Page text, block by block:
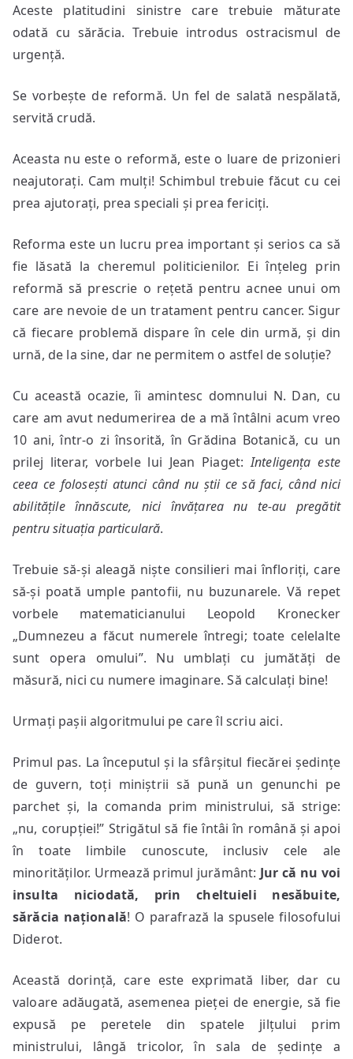
Aceste platitudini sinistre care trebuie măturate
odată cu sărăcia. Trebuie introdus ostracismul de
urgență.
Se vorbește de reformă. Un fel de salată nespălată,
servită crudă.
Aceasta nu este o reformă, este o luare de prizonieri
neajutorați. Cam mulți! Schimbul trebuie făcut cu cei
prea ajutorați, prea speciali și prea fericiți.
Reforma este un lucru prea important și serios ca să
fie lăsată la cheremul politicienilor. Ei înțeleg prin
reformă să prescrie o rețetă pentru acnee unui om
care are nevoie de un tratament pentru cancer. Sigur
că fiecare problemă dispare în cele din urmă, și din
urnă, de la sine, dar ne permitem o astfel de soluție?
Cu această ocazie, îi amintesc domnului N. Dan, cu
care am avut nedumerirea de a mă întâlni acum vreo
10 ani, într-o zi însorită, în Grădina Botanică, cu un
prilej literar, vorbele lui Jean Piaget:Inteligența este
ceea ce folosești atunci când nu știi ce să faci, când nici
abilitățile înnăscute, nici învățarea nu te-au pregătit
pentru situația particulară.
Trebuie să-și aleagă niște consilieri mai înfloriți, care
să-și poată umple pantofii, nu buzunarele. Vă repet
vorbele matematicianului Leopold Kronecker
„Dumnezeu a făcut numerele întregi; toate celelalte
sunt opera omului”. Nu umblați cu jumătăți de
măsură, nici cu numere imaginare. Să calculați bine!
Urmați pașii algoritmului pe care îl scriu aici.
Primul pas. La începutul și la sfârșitul fiecărei ședințe
de guvern, toți miniștrii să pună un genunchi pe
parchet și, la comanda prim ministrului, să strige:
„nu, corupției!” Strigătul să fie întâi în română și apoi
în toate limbile cunoscute, inclusiv cele ale
minorităților. Urmează primul jurământ: Jur că nu voi
insulta niciodată, prin cheltuieli nesăbuite,
sărăcia națională! O parafrază la spusele filosofului
Diderot.
Această dorință, care este exprimată liber, dar cu
valoare adăugată, asemenea pieței de energie, să fie
expusă pe peretele din spatele jilțului prim
ministrului, lângă tricolor, în sala de ședințe a